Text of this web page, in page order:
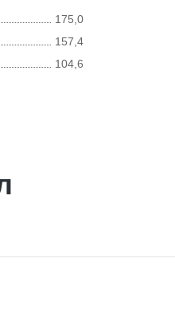
175,0
157,4
104,6